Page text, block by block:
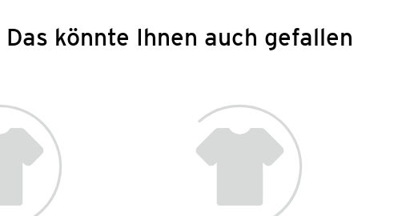
Das könnte Ihnen auch gefallen